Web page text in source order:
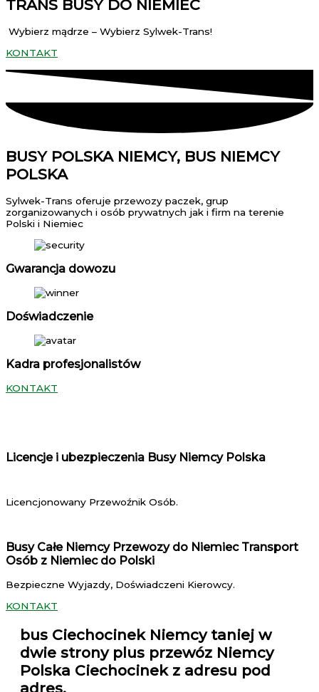
TRANS BUSY DO NIEMIEC
Wybierz mądrze – Wybierz Sylwek-Trans!
KONTAKT
BUSY POLSKA NIEMCY, BUS NIEMCY
POLSKA
Sylwek-Trans oferuje przewozy paczek, grup
zorganizowanych i osób prywatnych jak i firm na terenie
Polski i Niemiec
Gwarancja dowozu
Doświadczenie
Kadra profesjonalistów
KONTAKT
Licencje i ubezpieczenia Busy Niemcy Polska
Licencjonowany Przewoźnik Osób.
Busy Całe Niemcy Przewozy do Niemiec Transport
Osób z Niemiec do Polski
Bezpieczne Wyjazdy, Doświadczeni Kierowcy.
KONTAKT
bus Ciechocinek Niemcytaniej w
dwie strony plus przewóz Niemcy
Polska Ciechocinek z adresu pod
adres.